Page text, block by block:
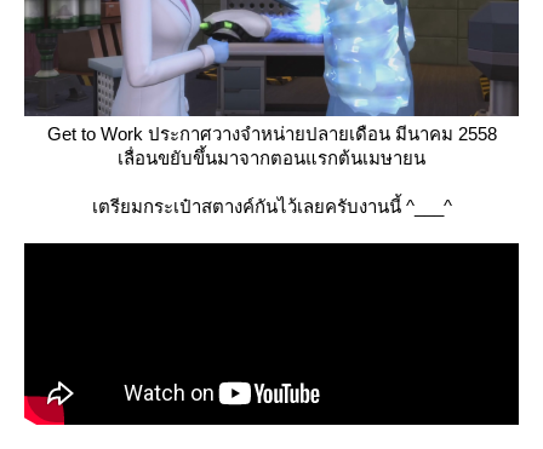
Get to Work ประกาศวางจำหน่ายปลายเดือน มีนาคม 2558
เลื่อนขยับขึ้นมาจากตอนแรกต้นเมษายน
เตรียมกระเป๋าสตางค์กันไว้เลยครับงานนี้ ^___^